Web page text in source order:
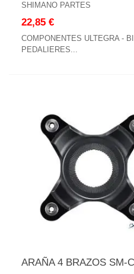
SHIMANO PARTES
22,85 €
COMPONENTES ULTEGRA -
PEDALIERES...
ARAÑA 4 BRAZOS SM-